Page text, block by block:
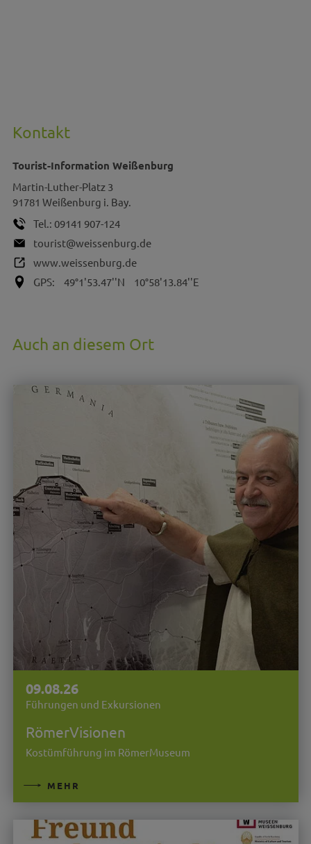
Kontakt
Tourist-Information Weißenburg
Martin-Luther-Platz 3
91781 Weißenburg i. Bay.
Tel.: 09141 907-124
tourist@weissenburg.de
www.weissenburg.de
GPS:
49°1'53.47''N 10°58'13.84''E
Auch an diesem Ort
09.08.26
Führungen und Exkursionen
RömerVisionen
Kostümführung im RömerMuseum
MEHR